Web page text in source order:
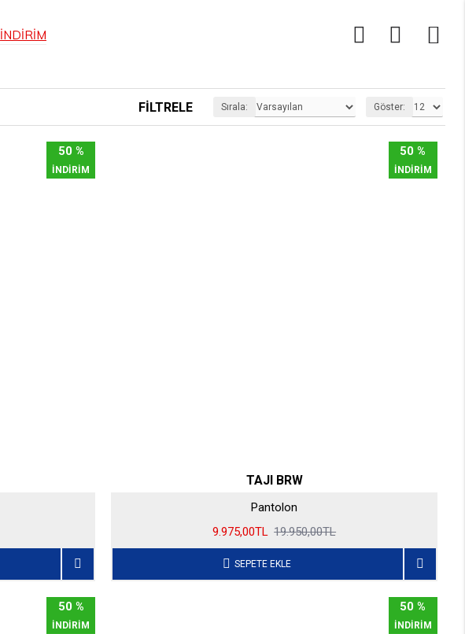
İNDİRİM
FILTRELE Sırala: Göster:
İNDİRİM
50 %
İNDİRİM
50 %
TAJI BRW
Pantolon
9.975,00TL 19.950,00TL
SEPETE EKLE
İNDİRİM
50 %
İNDİRİM
50 %